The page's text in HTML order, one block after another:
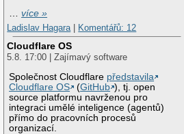
…více »
Ladislav Hagara| Komentářů: 12
Cloudflare OS
5.8. 17:00 | Zajímavý software
Společnost Cloudflare představila
Cloudflare OS
(GitHub ), tj. open
source platformu navrženou pro
integraci umělé inteligence (agentů)
přímo do pracovních procesů
organizací.